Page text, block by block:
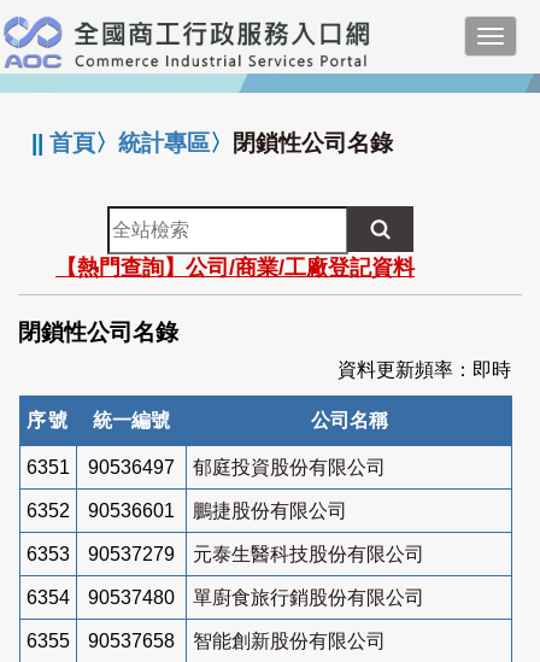
跳
到
主
要
:::
||首頁〉統計專區〉 閉鎖性公司名錄
全
站
檢
索
【熱門查詢】公司/商業/工廠登記資料
閉鎖性公司名錄
資料更新頻率：即時
序號 統一編號 公司名稱
6351 90536497 郁庭投資股份有限公司
6352 90536601 鵬捷股份有限公司
6353 90537279 元泰生醫科技股份有限公司
6354 90537480 單廚食旅行銷股份有限公司
6355 90537658 智能創新股份有限公司